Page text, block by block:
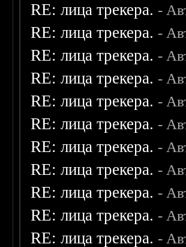
RE: лица трекера. -
RE: лица трекера. -
RE: лица трекера. -
RE: лица трекера. -
RE: лица трекера. -
RE: лица трекера. -
RE: лица трекера. -
RE: лица трекера. -
RE: лица трекера. -
RE: лица трекера. -
RE: лица трекера. -